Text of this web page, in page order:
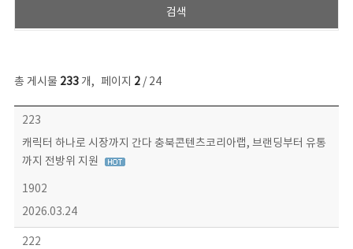
총 게시물 233개, 페이지 2/ 24
보도자료 목록 - 번호, 제목, 작성자, 파일, 조회수, 작성일 정보 제공
223
캐릭터 하나로 시장까지 간다 충북콘텐츠코리아랩, 브랜딩부터 유통
까지 전방위 지원
1902
2026.03.24
222